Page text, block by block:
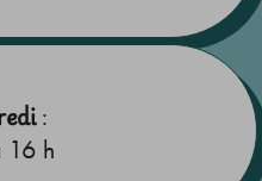
:
16 h